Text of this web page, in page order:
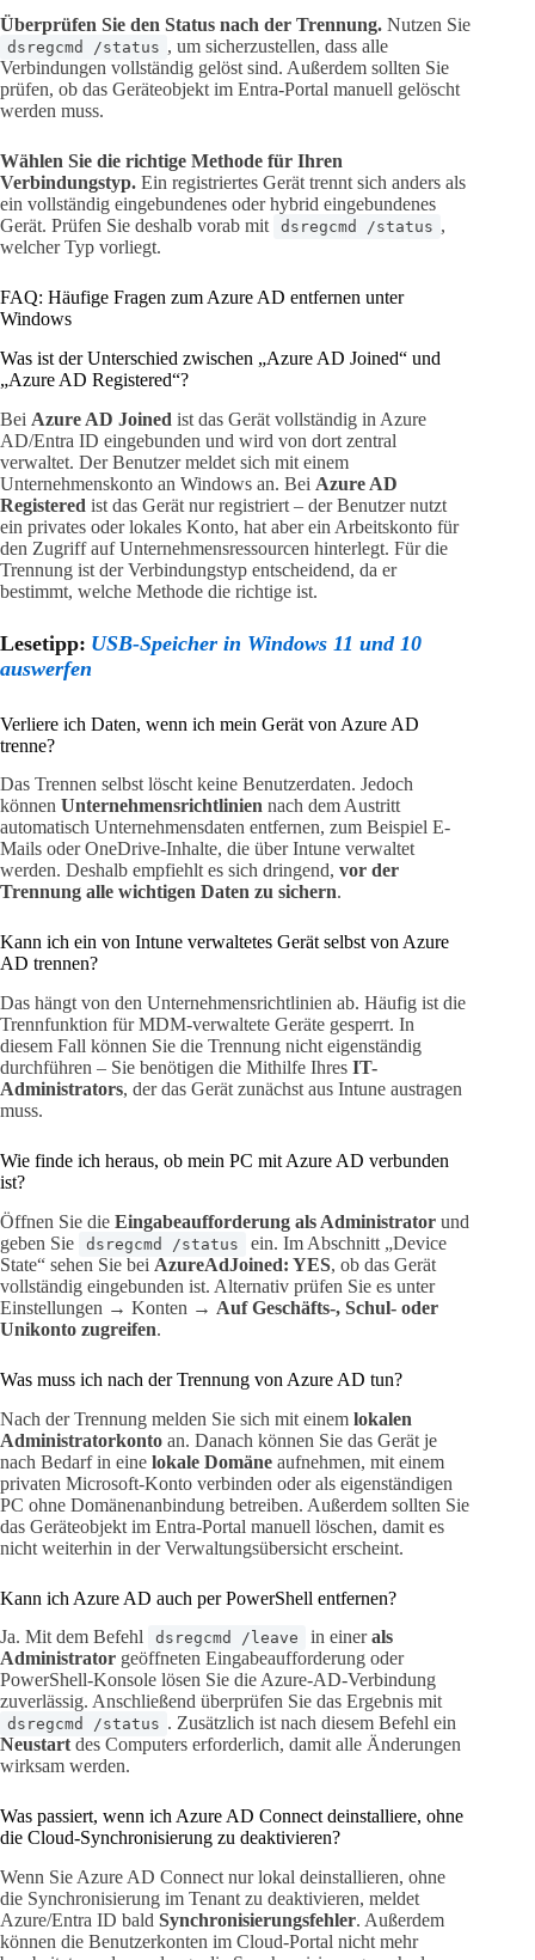
Überprüfen Sie den Status nach der Trennung. Nutzen Sie
dsregcmd /status , um sicherzustellen, dass alle
Verbindungen vollständig gelöst sind. Außerdem sollten Sie
prüfen, ob das Geräteobjekt im Entra-Portal manuell gelöscht
werden muss.
Wählen Sie die richtige Methode für Ihren
Verbindungstyp. Ein registriertes Gerät trennt sich anders als
ein vollständig eingebundenes oder hybrid eingebundenes
Gerät. Prüfen Sie deshalb vorab mit
dsregcmd /status ,
welcher Typ vorliegt.
FAQ: Häufige Fragen zum Azure AD entfernen unter
Windows
Was ist der Unterschied zwischen „Azure AD Joined“ und
„Azure AD Registered“?
Bei Azure AD Joined ist das Gerät vollständig in Azure
AD/Entra ID eingebunden und wird von dort zentral
verwaltet. Der Benutzer meldet sich mit einem
Unternehmenskonto an Windows an. Bei Azure AD
Registered ist das Gerät nur registriert – der Benutzer nutzt
ein privates oder lokales Konto, hat aber ein Arbeitskonto für
den Zugriff auf Unternehmensressourcen hinterlegt. Für die
Trennung ist der Verbindungstyp entscheidend, da er
bestimmt, welche Methode die richtige ist.
Lesetipp: USB-Speicher in Windows 11 und 10
auswerfen
Verliere ich Daten, wenn ich mein Gerät von Azure AD
trenne?
Das Trennen selbst löscht keine Benutzerdaten. Jedoch
können Unternehmensrichtlinien nach dem Austritt
automatisch Unternehmensdaten entfernen, zum Beispiel E-
Mails oder OneDrive-Inhalte, die über Intune verwaltet
werden. Deshalb empfiehlt es sich dringend, vor der
Trennung alle wichtigen Daten zu sichern.
Kann ich ein von Intune verwaltetes Gerät selbst von Azure
AD trennen?
Das hängt von den Unternehmensrichtlinien ab. Häufig ist die
Trennfunktion für MDM-verwaltete Geräte gesperrt. In
diesem Fall können Sie die Trennung nicht eigenständig
durchführen – Sie benötigen die Mithilfe Ihres IT-
Administrators, der das Gerät zunächst aus Intune austragen
muss.
Wie finde ich heraus, ob mein PC mit Azure AD verbunden
ist?
Öffnen Sie die Eingabeaufforderung als Administrator und
geben Sie
dsregcmd /status
ein. Im Abschnitt „Device
State“ sehen Sie bei AzureAdJoined: YES, ob das Gerät
vollständig eingebunden ist. Alternativ prüfen Sie es unter
Einstellungen → Konten → Auf Geschäfts-, Schul- oder
Unikonto zugreifen.
Was muss ich nach der Trennung von Azure AD tun?
Nach der Trennung melden Sie sich mit einem lokalen
Administratorkonto an. Danach können Sie das Gerät je
nach Bedarf in eine lokale Domäne aufnehmen, mit einem
privaten Microsoft-Konto verbinden oder als eigenständigen
PC ohne Domänenanbindung betreiben. Außerdem sollten Sie
das Geräteobjekt im Entra-Portal manuell löschen, damit es
nicht weiterhin in der Verwaltungsübersicht erscheint.
Kann ich Azure AD auch per PowerShell entfernen?
Ja. Mit dem Befehl
dsregcmd /leave in einerals
Administrator geöffneten Eingabeaufforderung oder
PowerShell-Konsole lösen Sie die Azure-AD-Verbindung
zuverlässig. Anschließend überprüfen Sie das Ergebnis mit
dsregcmd /status . Zusätzlich ist nach diesem Befehl ein
Neustartdes Computers erforderlich, damit alle Änderungen
wirksam werden.
Was passiert, wenn ich Azure AD Connect deinstalliere, ohne
die Cloud-Synchronisierung zu deaktivieren?
Wenn Sie Azure AD Connect nur lokal deinstallieren, ohne
die Synchronisierung im Tenant zu deaktivieren, meldet
Azure/Entra ID bald Synchronisierungsfehler. Außerdem
können die Benutzerkonten im Cloud-Portal nicht mehr